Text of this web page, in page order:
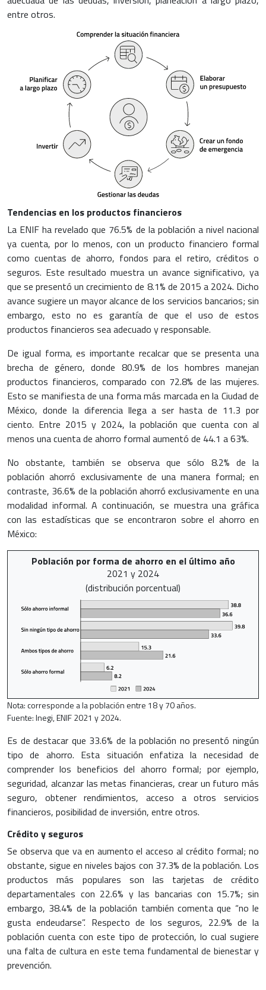
entre otros.
Tendencias en los productos financieros
La ENIF ha revelado que 76.5% de la población a nivel nacional
ya cuenta, por lo menos, con un producto financiero formal
como cuentas de ahorro, fondos para el retiro, créditos o
seguros. Este resultado muestra un avance significativo, ya
que se presentó un crecimiento de 8.1% de 2015 a 2024. Dicho
avance sugiere un mayor alcance de los servicios bancarios; sin
embargo, esto no es garantía de que el uso de estos
productos financieros sea adecuado y responsable.
De igual forma, es importante recalcar que se presenta una
brecha de género, donde 80.9% de los hombres manejan
productos financieros, comparado con 72.8% de las mujeres.
Esto se manifiesta de una forma más marcada en la Ciudad de
México, donde la diferencia llega a ser hasta de 11.3 por
ciento. Entre 2015 y 2024, la población que cuenta con al
menos una cuenta de ahorro formal aumentó de 44.1 a 63%.
No obstante, también se observa que sólo 8.2% de la
población ahorró exclusivamente de una manera formal; en
contraste, 36.6% de la población ahorró exclusivamente en una
modalidad informal. A continuación, se muestra una gráfica
con las estadísticas que se encontraron sobre el ahorro en
México:
Población por forma de ahorro en el último año
2021 y 2024
(distribución porcentual)
Nota: corresponde a la población entre 18 y 70 años.
Fuente: Inegi, ENIF 2021 y 2024.
Es de destacar que 33.6% de la población no presentó ningún
tipo de ahorro. Esta situación enfatiza la necesidad de
comprender los beneficios del ahorro formal; por ejemplo,
seguridad, alcanzar las metas financieras, crear un futuro más
seguro, obtener rendimientos, acceso a otros servicios
financieros, posibilidad de inversión, entre otros.
Crédito y seguros
Se observa que va en aumento el acceso al crédito formal; no
obstante, sigue en niveles bajos con 37.3% de la población. Los
productos más populares son las tarjetas de crédito
departamentales con 22.6% y las bancarias con 15.7%; sin
embargo, 38.4% de la población también comenta que “no le
gusta endeudarse”. Respecto de los seguros, 22.9% de la
población cuenta con este tipo de protección, lo cual sugiere
una falta de cultura en este tema fundamental de bienestar y
prevención.